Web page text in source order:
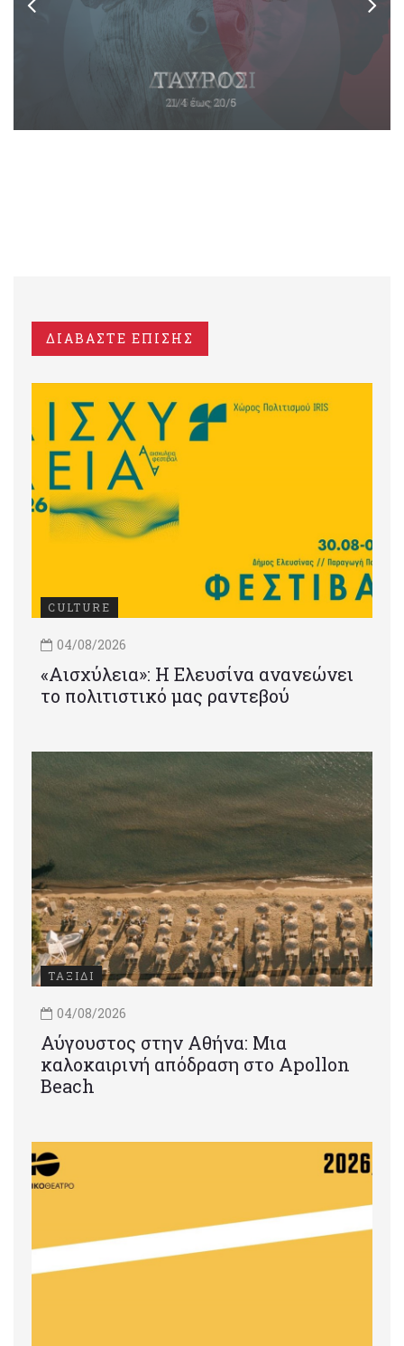
ΔΙΑΒΑΣΤΕ ΕΠΙΣΗΣ
CULTURE
04/08/2026
«Αισχύλεια»: Η Ελευσίνα ανανεώνει
το πολιτιστικό μας ραντεβού
ΤΑΞΙΔΙ
04/08/2026
Αύγουστος στην Αθήνα: Μια
καλοκαιρινή απόδραση στο Apollon
Beach